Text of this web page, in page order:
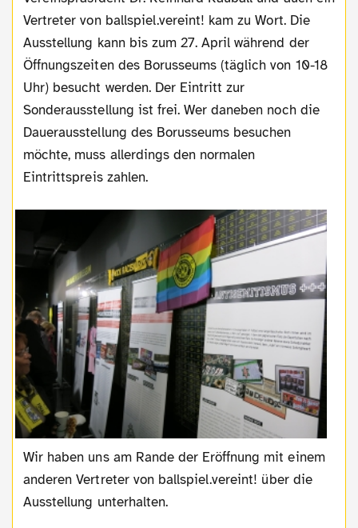
Vertreter von ballspiel.vereint! kam zu Wort. Die
Ausstellung kann bis zum 27. April während der
Öffnungszeiten des Borusseums (täglich von 10-18
Uhr) besucht werden. Der Eintritt zur
Sonderausstellung ist frei. Wer daneben noch die
Dauerausstellung des Borusseums besuchen
möchte, muss allerdings den normalen
Eintrittspreis zahlen.
Wir haben uns am Rande der Eröffnung mit einem
anderen Vertreter von ballspiel.vereint! über die
Ausstellung unterhalten.